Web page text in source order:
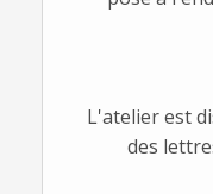
L'atelier est
des